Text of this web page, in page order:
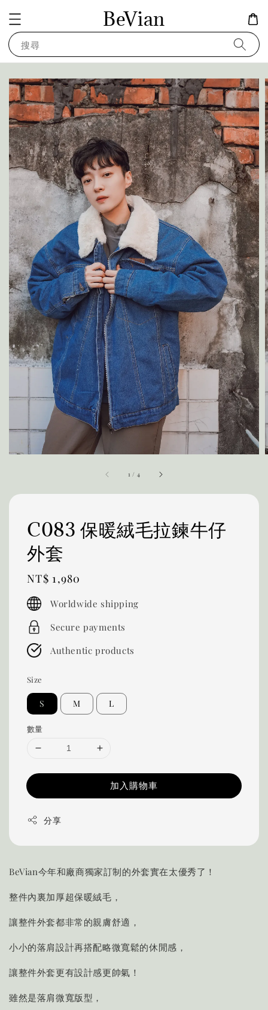
BeVian
搜尋
1 / 4
C083 保暖絨毛拉鍊牛仔
外套
Regular
price
NT$ 1,980
Worldwide shipping
Secure payments
Authentic products
Size
S M L
數量
加入購物車
分享
BeVian今年和廠商獨家訂制的外套實在太優秀了！
整件內裏加厚超保暖絨毛，
讓整件外套都非常的親膚舒適，
小小的落肩設計再搭配略微寬鬆的休閒感，
讓整件外套更有設計感更帥氣！
雖然是落肩微寬版型，